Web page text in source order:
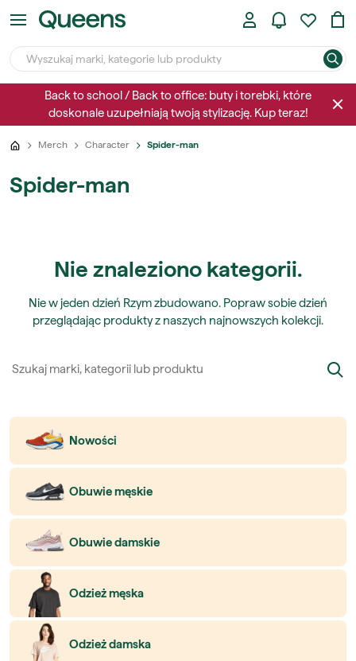
Back to school / Back to office: buty i torebki, które
doskonale uzupełniają twoją stylizację. Kup teraz!
Merch Character Spider-man
Spider-man
Nie znaleziono kategorii.
Nie w jeden dzień Rzym zbudowano. Popraw sobie dzień
przeglądając produkty z naszych najnowszych kolekcji.
Nowości
Obuwie męskie
Obuwie damskie
Odzież męska
Odzież damska